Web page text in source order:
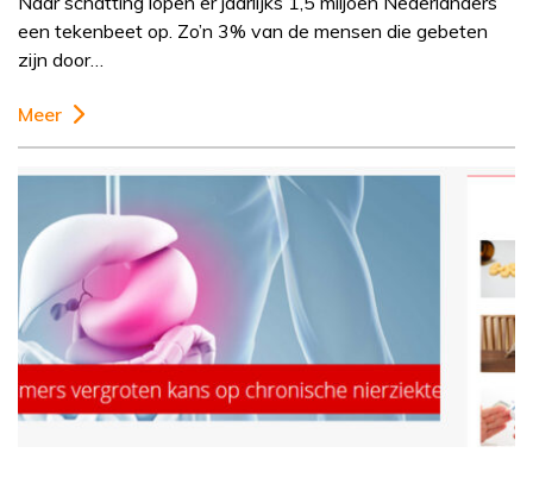
een tekenbeet op. Zo’n 3% van de mensen die gebeten
zijn door…
Meer